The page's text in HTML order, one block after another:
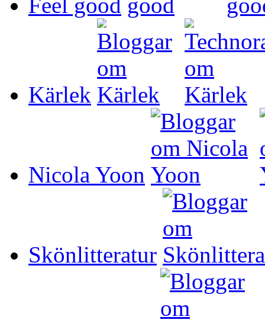
Feel good
Kärlek
Nicola Yoon
Skönlitteratur